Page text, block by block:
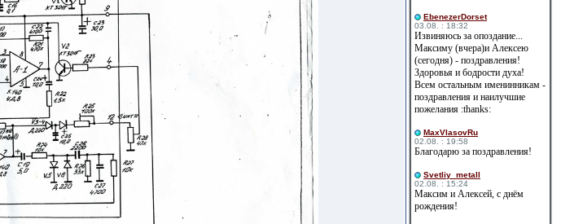
EbenezerDorset
03.08. : 18:32
Извиняюсь за опоздание...
Максиму (вчера)и Алексею
(сегодня) - поздравления!
Здоровья и бодрости духа!
Всем остальным именинникам -
поздравления и наилучшие
пожелания :thanks:
MaxVlasovRu
02.08. : 19:58
Благодарю за поздравления!
Svetliy_metall
02.08. : 15:24
Максим и Алексей, с днём
рождения!